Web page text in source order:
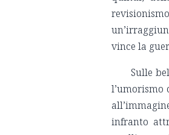
vince la
Sulle
infranto